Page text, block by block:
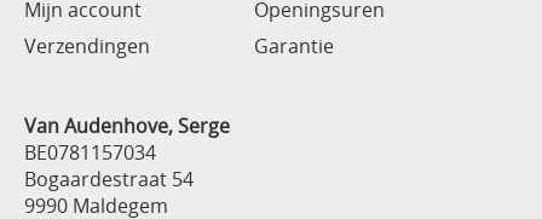
Mijn account
Openingsuren
Verzendingen
Garantie
Van Audenhove, Serge
BE0781157034
Bogaardestraat 54
9990 Maldegem